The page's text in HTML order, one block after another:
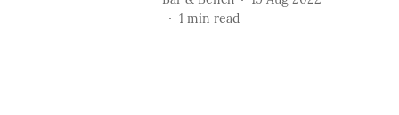
1 min read